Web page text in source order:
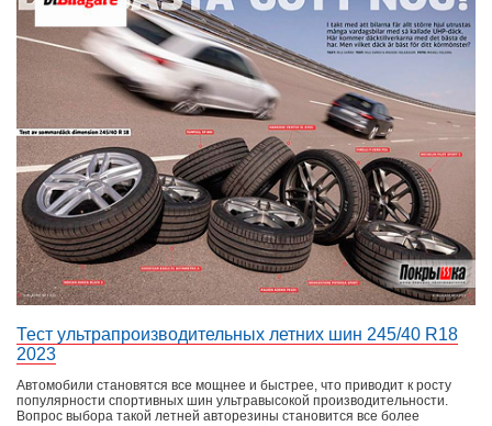
Тест ультрапроизводительных летних шин 245/40 R18
2023
Автомобили становятся все мощнее и быстрее, что приводит к росту
популярности спортивных шин ультравысокой производительности.
Вопрос выбора такой летней авторезины становится все более